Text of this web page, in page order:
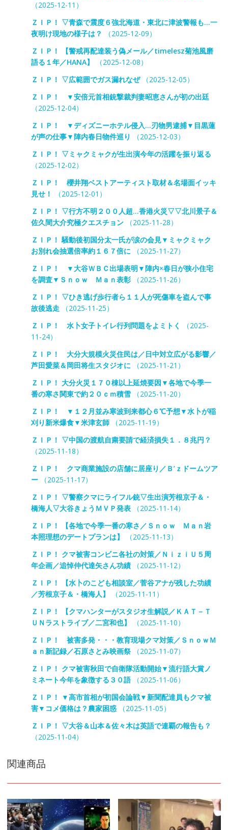
（2025-12-11）
ＺＩＰ！ ▽青森で震度６強北海道・東北に津波警報も…一
夜明け現地の様子は？
（2025-12-09）
ＺＩＰ！ 【警戒再配達装う偽メール／timelesz菊池風磨
語る１年／HANA】
（2025-12-08）
ＺＩＰ！ ▽広範囲でガス漏れなぜ（2025-12-05）
ＺＩＰ！ ▼安倍元首相銃撃裁判妻昭恵さんが初の出廷
（2025-12-04）
ＺＩＰ！ ▼ディズニーホテル侵入…刃物男逮捕▼目黒蓮
が声の仕事▼陣内春日物件巡り
（2025-12-03）
ＺＩＰ！ ▽ミャクミャクが生出演今年の活躍を振り返る
（2025-12-02）
ＺＩＰ！ 櫻井翔ベストアーティスト取材＆名場面イッキ
見せ！
（2025-12-01）
ＺＩＰ！ ▽行方不明２００人超…香港火災▽▽北川景子＆
佐久間大介究極クエスチョン（2025-11-28）
ＺＩＰ！ 騒動後初国分太一氏が涙の会見▼ミャクミャク
お別れ会抽選倍率約１６７倍に （2025-11-27）
ＺＩＰ！ ▼大谷ＷＢＣ出場表明▼陣内×春日が狭小住宅
を調査▼Ｓｎｏｗ Ｍａｎ表彰（2025-11-26）
ＺＩＰ！ ▽ひき逃げ歩行者ら１１人が死傷車を盗んで事
故後逃走（2025-11-25）
ＺＩＰ！ 水卜女子トイレ行列問題をよミトく
（2025-
11-24）
ＺＩＰ！ 大分大規模火災住民は／日中対立広がる影響／
芦田愛菜＆岡田将生スタジオに （2025-11-21）
ＺＩＰ！ 大分火災１７０棟以上延焼要因▼各地で今季一
番の寒さ関東で約２０ｃｍ積雪（2025-11-20）
ＺＩＰ！ ▼１２月並み寒波到来都心６℃予想▼水卜が稲
刈り新米爆食▼米津玄師（2025-11-19）
ＺＩＰ！ ▽中国の渡航自粛要請で経済損失１．８兆円？
（2025-11-18）
ＺＩＰ！ クマ商業施設の店舗に居座り／Ｂ’ｚドームツア
ー（2025-11-17）
ＺＩＰ！ ▽警察クマにライフル銃▽生出演芳根京子＆・
橋海人▽大谷きょうＭＶＰ発表（2025-11-14）
ＺＩＰ！ 【各地で今季一番の寒さ／Ｓｎｏｗ Ｍａｎ岩
本照理想のデートプランは】
（2025-11-13）
ＺＩＰ！ クマ被害コンビニ各社の対策／ＮｉｚｉＵ５周
年企画／追悼仲代達矢さん功績（2025-11-12）
ＺＩＰ！ 【水卜のこども相談室／菅谷アナが残した功績
／芳根京子＆・橋海人】
（2025-11-11）
ＺＩＰ！ 【クマハンターがスタジオ生解説／ＫＡＴ－Ｔ
ＵＮラストライブ／二宮和也】
（2025-11-10）
ＺＩＰ！ 被害多発・・・教育現場クマ対策／ＳｎｏｗＭ
ａｎ新記録／石原さとみ映画祭（2025-11-07）
ＺＩＰ！ クマ被害秋田で自衛隊活動開始▼流行語大賞ノ
ミネート今年を象徴する３０語（2025-11-06）
ＺＩＰ！ ▼高市首相が初国会論戦▼新聞配達員もクマ被
害▼コメ価格は？農家困惑（2025-11-05）
ＺＩＰ！ ▽大谷＆山本＆佐々木は英語で連覇の報告も？
（2025-11-04）
関連商品